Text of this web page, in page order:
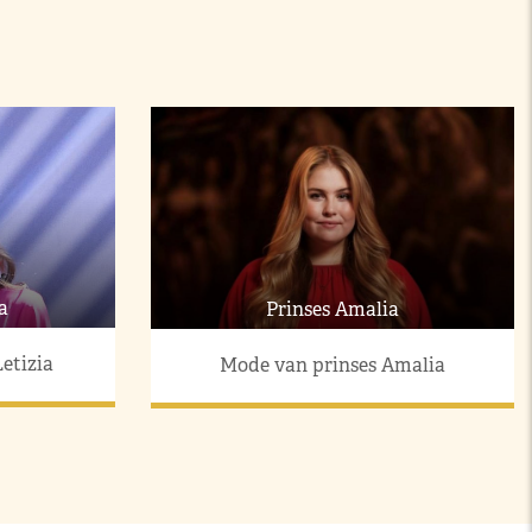
Prinses Amalia
Mode van prinses Amalia